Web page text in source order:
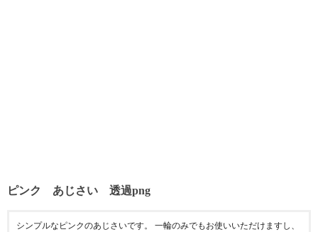
ピンク あじさい 透過png
シンプルなピンクのあじさいです。 一輪のみでもお使いいただけますし、